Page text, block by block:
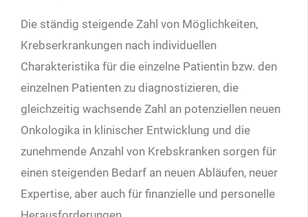
Die ständig steigende Zahl von Möglichkeiten,
Krebserkrankungen nach individuellen
Charakteristika für die einzelne Patientin bzw. den
einzelnen Patienten zu diagnostizieren, die
gleichzeitig wachsende Zahl an potenziellen neuen
Onkologika in klinischer Entwicklung und die
zunehmende Anzahl von Krebskranken sorgen für
einen steigenden Bedarf an neuen Abläufen, neuer
Expertise, aber auch für finanzielle und personelle